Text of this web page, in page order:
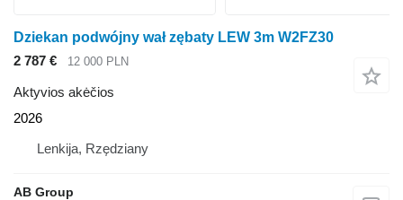
Dziekan podwójny wał zębaty LEW 3m W2FZ30
2 787 €
12 000 PLN
Aktyvios akėčios
2026
Lenkija, Rzędziany
AB Group